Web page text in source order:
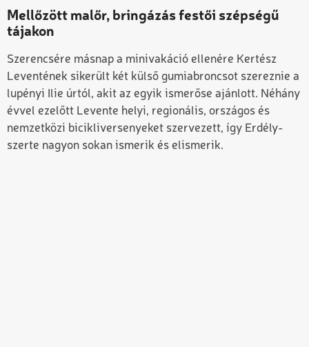
Mellőzött malőr, bringázás festői szépségű
tájakon
Szerencsére másnap a minivakáció ellenére Kertész
Leventének sikerült két külső gumiabroncsot szereznie a
lupényi Ilie úrtól, akit az egyik ismerőse ajánlott. Néhány
évvel ezelőtt Levente helyi, regionális, országos és
nemzetközi bicikliversenyeket szervezett, így Erdély-
szerte nagyon sokan ismerik és elismerik.